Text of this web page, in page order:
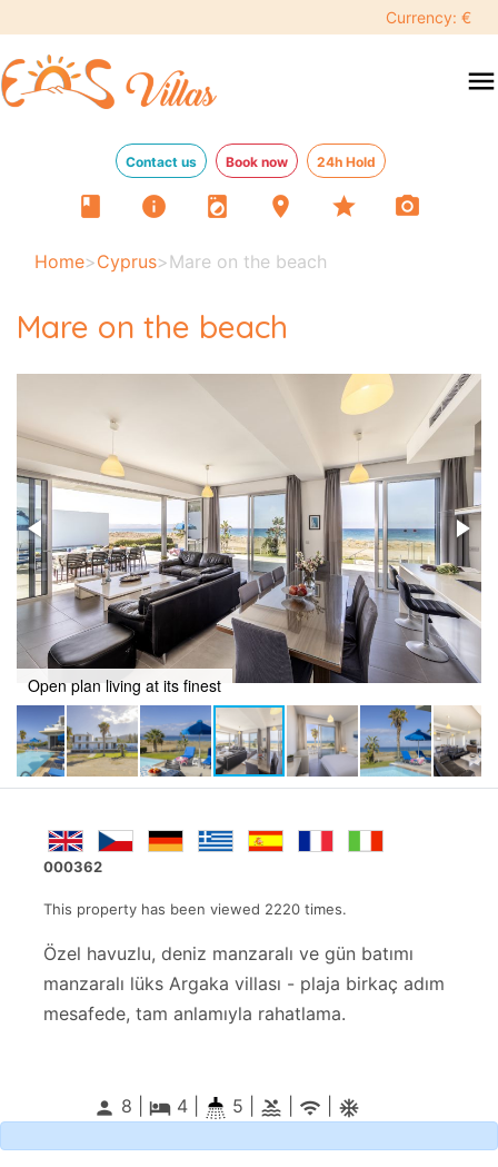
Currency: €
menu
Contact us Book now 24h Hold
book info local_laundry_service location_on star photo_camera
Home>Cyprus>Mare on the beach
Mare on the beach
000362
This property has been viewed 2220 times.
Özel havuzlu, deniz manzaralı ve gün batımı
manzaralı lüks Argaka villası - plaja birkaç adım
mesafede, tam anlamıyla rahatlama.
person 8 | local_hotel 4 5 | pool wifi ac_unitif
Ground floor bedroom with amazing views